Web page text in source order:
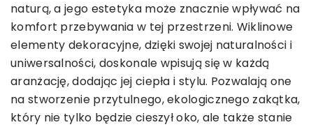
naturą, a jego estetyka może znacznie wpływać na
komfort przebywania w tej przestrzeni. Wiklinowe
elementy dekoracyjne, dzięki swojej naturalności i
uniwersalności, doskonale wpisują się w każdą
aranżację, dodając jej ciepła i stylu. Pozwalają one
na stworzenie przytulnego, ekologicznego zakątka,
który nie tylko będzie cieszył oko, ale także stanie